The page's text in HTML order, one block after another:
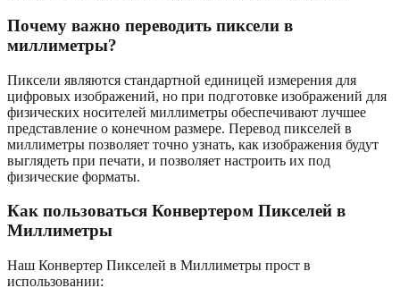
Почему важно переводить пиксели в
миллиметры?
Пиксели являются стандартной единицей измерения для
цифровых изображений, но при подготовке изображений для
физических носителей миллиметры обеспечивают лучшее
представление о конечном размере. Перевод пикселей в
миллиметры позволяет точно узнать, как изображения будут
выглядеть при печати, и позволяет настроить их под
физические форматы.
Как пользоваться Конвертером Пикселей в
Миллиметры
Наш Конвертер Пикселей в Миллиметры прост в
использовании: